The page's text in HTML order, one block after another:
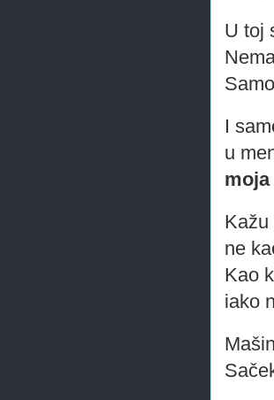
U toj
I
u
moja
ne
Kao
iako